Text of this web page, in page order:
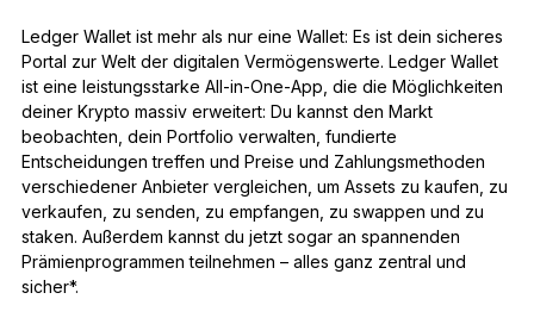
Ledger Wallet ist mehr als nur eine Wallet: Es ist dein sicheres
Portal zur Welt der digitalen Vermögenswerte. Ledger Wallet
ist eine leistungsstarke All-in-One-App, die die Möglichkeiten
deiner Krypto massiv erweitert: Du kannst den Markt
beobachten, dein Portfolio verwalten, fundierte
Entscheidungen treffen und Preise und Zahlungsmethoden
verschiedener Anbieter vergleichen, um Assets zu kaufen, zu
verkaufen, zu senden, zu empfangen, zu swappen und zu
staken. Außerdem kannst du jetzt sogar an spannenden
Prämienprogrammen teilnehmen – alles ganz zentral und
sicher*.